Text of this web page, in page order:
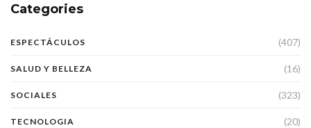
Categories
ESPECTÁCULOS (407)
SALUD Y BELLEZA (16)
SOCIALES (323)
TECNOLOGIA (20)